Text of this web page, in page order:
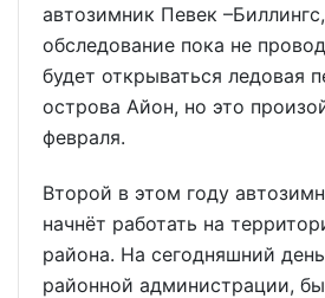
автозимник Певек
обследование пока не
будет открываться ледовая
острова Айон, но это
февраля.
Второй в этом году
начнёт работать на
района. На сегодняшний
районной администрации,